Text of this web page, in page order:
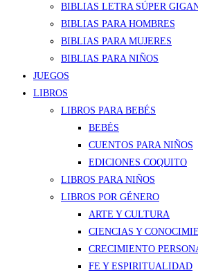
BIBLIAS LETRA SÚPER
BIBLIAS PARA HOMBRES
BIBLIAS PARA MUJERES
BIBLIAS PARA NIÑOS
JUEGOS
LIBROS
LIBROS PARA BEBÉS
BEBÉS
CUENTOS PARA NIÑOS
EDICIONES COQUITO
LIBROS PARA NIÑOS
LIBROS POR GÉNERO
ARTE Y CULTURA
CIENCIAS Y
CRECIMIENTO
FE Y ESPIRITUALIDAD